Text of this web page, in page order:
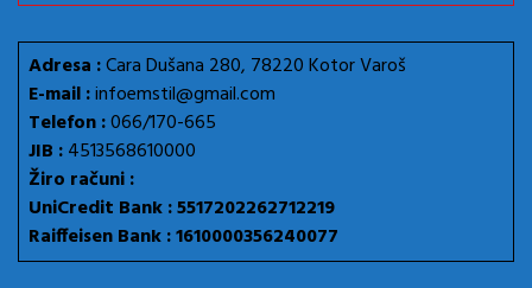
Adresa :Cara Dušana 280, 78220 Kotor Varoš
E-mail :infoemstil@gmail.com
Telefon :066/170-665
JIB :4513568610000
Žiro računi :
UniCredit Bank : 5517202262712219
Raiffeisen Bank : 1610000356240077